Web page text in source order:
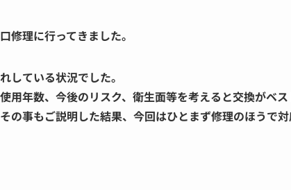
修理に行ってきました。
している状況でした。
用年数、今後のリスク、衛生面等を考えると交換がベス
の事もご説明した結果、今回はひとまず修理のほうで